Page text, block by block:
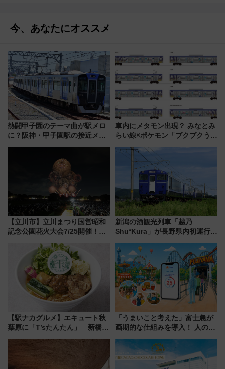
今、あなたにオススメ
熱闘甲子園のテーマ曲が駅メロ
に？阪神・甲子園駅の接近メロ
車内にメタモン出現？ みなとみ
らい線×ポケモン「ブクブクうみ
行開始に！ この夏は直通列車で
横浜へ！
【立川市】立川まつり国営昭和
記念公園花火大会7/25開催！
混雑に要注意、その理由は
新潟の酒観光列車「越乃
Shu*Kura」が長野県内初運行！
別企画
【駅ナカグルメ】エキュート秋
葉原に「T’sたんたん」 新橋に
【2026年8月】
「うまいこと考えた」富士急が
画期的な仕組みを導入！ 人のか
ん」始動